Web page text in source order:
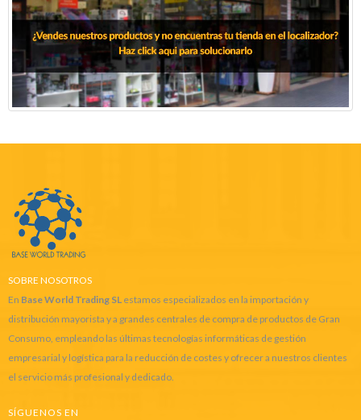
SOBRE NOSOTROS
En Base World Trading SL estamos especializados en la importación y
distribución mayorista y a grandes centrales de compra de productos de Gran
Consumo, empleando las últimas tecnologías informáticas de gestión
empresarial y logística para la reducción de costes y ofrecer a nuestros clientes
el servicio más profesional y dedicado.
SÍGUENOS EN